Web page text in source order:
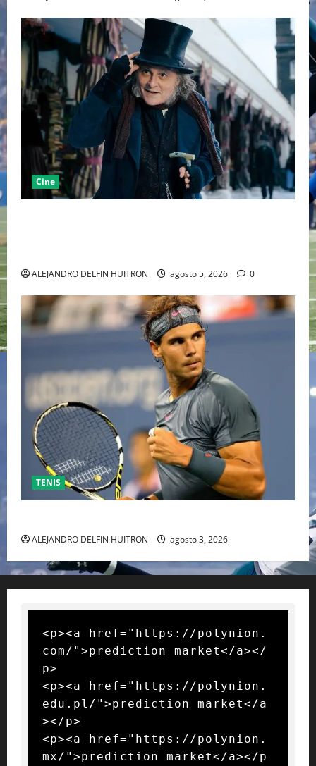
Cine
ALEJANDRO DELFIN HUITRON agosto 5, 2026 0
TENIS
ALEJANDRO DELFIN HUITRON agosto 3, 2026
<p><a href="https://polynion.
com/">prediction market</a></
p>
<p><a href="https://polynion.
edu.pl/">prediction market</a
></p>
<p><a href="https://polynion.
mx/">prediction market</a></p